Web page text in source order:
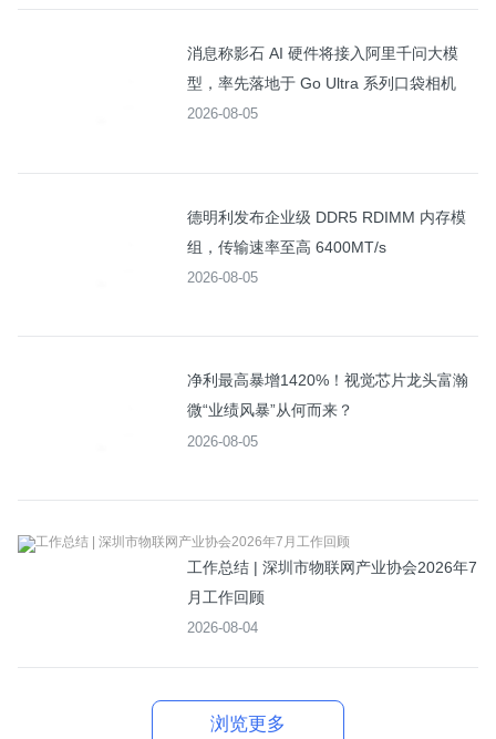
消息称影石 AI 硬件将接入阿里千问大模
型，率先落地于 Go Ultra 系列口袋相机
2026-08-05
德明利发布企业级 DDR5 RDIMM 内存模
组，传输速率至高 6400MT/s
2026-08-05
净利最高暴增1420%！视觉芯片龙头富瀚
微“业绩风暴”从何而来？
2026-08-05
工作总结 | 深圳市物联网产业协会2026年7
月工作回顾
2026-08-04
浏览更多